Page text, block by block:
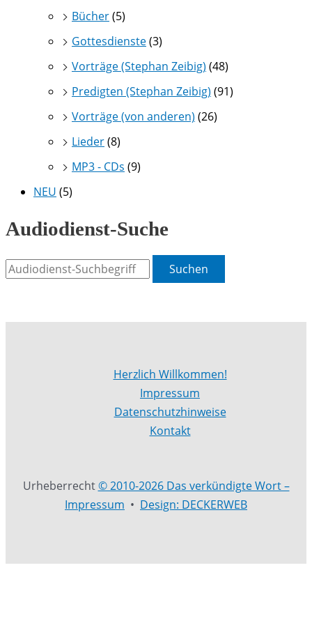
Bücher(5)
Gottesdienste(3)
Vorträge (Stephan Zeibig) (48)
Predigten (Stephan Zeibig) (91)
Vorträge (von anderen) (26)
Lieder(8)
MP3 - CDs (9)
NEU (5)
Audiodienst-Suche
Suchen
Herzlich Willkommen!
Impressum
Datenschutzhinweise
Kontakt
Urheberrecht© 2010-2026 Das verkündigte Wort –
Impressum • Design: DECKERWEB